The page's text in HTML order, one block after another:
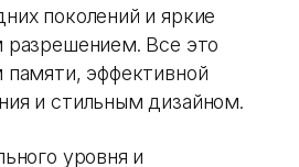
поколений и яркие
разрешением. Все это
памяти, эффективной
и стильным дизайном.
уровня и